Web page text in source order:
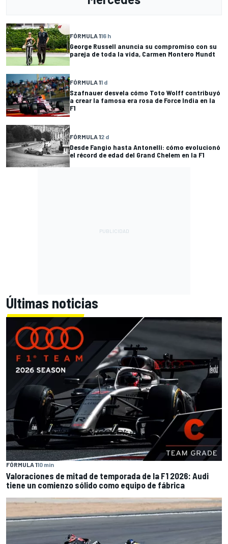
FÓRMULA 116 h
George Russell anuncia su compromiso con su
pareja de toda la vida, Carmen Montero Mundt
FÓRMULA 11 d
Szafnauer desvela cómo Toto Wolff contribuyó
a crear la famosa era rosa de Force India en la
F1
FÓRMULA 12 d
Desde Fangio hasta Antonelli: cómo evolucionó
el récord de edad del Grand Chelem en la F1
Últimas noticias
FÓRMULA 110 min
Valoraciones de mitad de temporada de la F1 2026: Audi
tiene un comienzo sólido como equipo de fábrica